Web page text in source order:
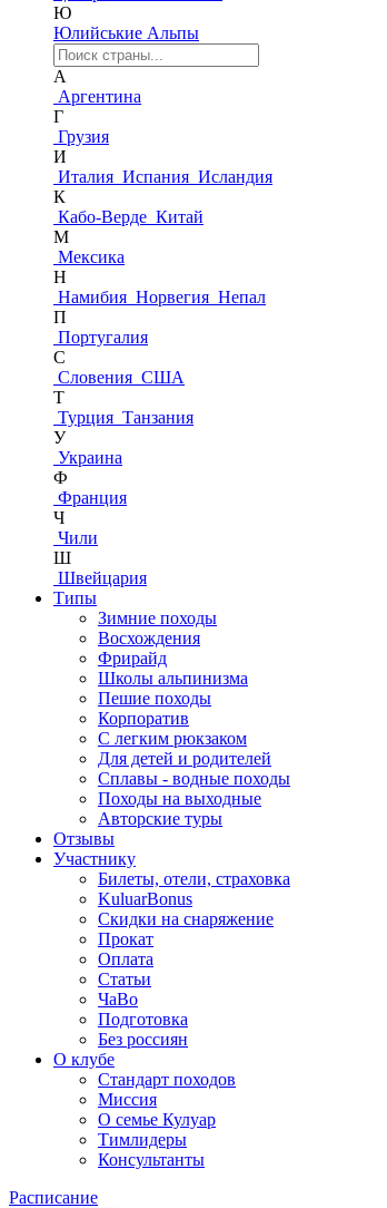
Ю
Юлийськие Альпы
А
Аргентина
Г
Грузия
И
Италия Испания Исландия
К
Кабо-Верде Китай
М
Мексика
Н
Намибия Норвегия Непал
П
Португалия
С
Словения США
Т
Турция Танзания
У
Украина
Ф
Франция
Ч
Чили
Ш
Швейцария
Типы
Зимние походы
Восхождения
Фрирайд
Школы альпинизма
Пешие походы
Корпоратив
С легким рюкзаком
Для детей и родителей
Сплавы - водные походы
Походы на выходные
Авторские туры
Отзывы
Участнику
Билеты, отели, страховка
KuluarBonus
Скидки на снаряжение
Прокат
Оплата
Статьи
ЧаВо
Подготовка
Без россиян
О клубе
Стандарт походов
Миссия
О семье Кулуар
Тимлидеры
Консультанты
Расписание